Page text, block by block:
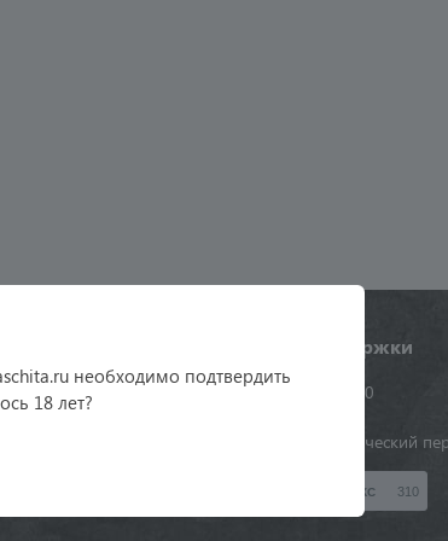
необходимо подтвердить
18 лет?
Служба поддержки
+7 (495) 984-16-90
г. Москва, Электрический
ИКС 310